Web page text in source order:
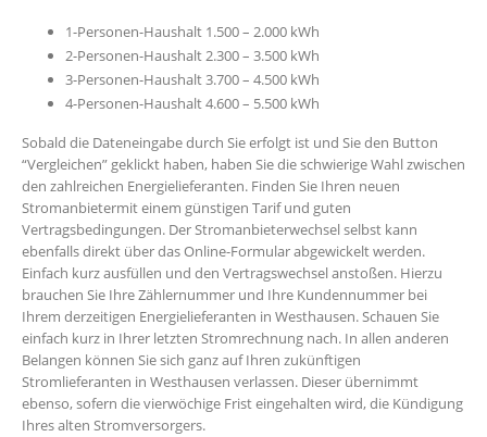
1-Personen-Haushalt 1.500 – 2.000 kWh
2-Personen-Haushalt 2.300 – 3.500 kWh
3-Personen-Haushalt 3.700 – 4.500 kWh
4-Personen-Haushalt 4.600 – 5.500 kWh
Sobald die Dateneingabe durch Sie erfolgt ist und Sie den Button
“Vergleichen” geklickt haben, haben Sie die schwierige Wahl zwischen
den zahlreichen Energielieferanten. Finden Sie Ihren neuen
Stromanbietermit einem günstigen Tarif und guten
Vertragsbedingungen. Der Stromanbieterwechsel selbst kann
ebenfalls direkt über das Online-Formular abgewickelt werden.
Einfach kurz ausfüllen und den Vertragswechsel anstoßen. Hierzu
brauchen Sie Ihre Zählernummer und Ihre Kundennummer bei
Ihrem derzeitigen Energielieferanten in Westhausen. Schauen Sie
einfach kurz in Ihrer letzten Stromrechnung nach. In allen anderen
Belangen können Sie sich ganz auf Ihren zukünftigen
Stromlieferanten in Westhausen verlassen. Dieser übernimmt
ebenso, sofern die vierwöchige Frist eingehalten wird, die Kündigung
Ihres alten Stromversorgers.